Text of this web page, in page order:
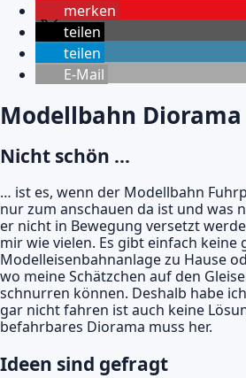
merken
teilen
teilen
E-Mail
Modellbahn Diorama
Nicht schön …
… ist es, wenn der Modellbahn
nur zum anschauen da ist und was
er nicht in Bewegung versetzt
mir wie vielen. Es gibt einfach keine
Modelleisenbahnanlage zu Hause
wo meine Schätzchen auf den
schnurren können. Deshalb habe
gar nicht fahren ist auch keine
befahrbares Diorama muss her.
Ideen sind gefragt